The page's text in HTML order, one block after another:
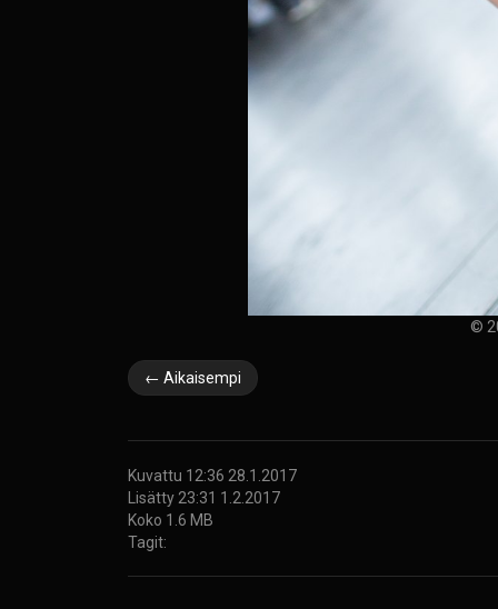
©
← Aikaisempi
Kuvattu 12:36 28.1.2017
Lisätty 23:31 1.2.2017
Koko 1.6 MB
Tagit: